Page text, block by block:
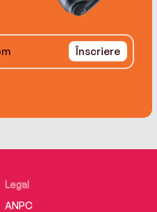
Înscriere
Legal
ANPC